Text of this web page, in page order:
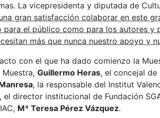
La vicepresidenta y diputada de
gran satisfacción colaborar en este
el público como para los autores y
más que nunca nuestro apoyo y
con el que ha dado comienzo la
Guillermo Heras, el concejal
, la responsable del Institut
, el director institucional de Fundación
Mª Teresa Pérez Vázquez.